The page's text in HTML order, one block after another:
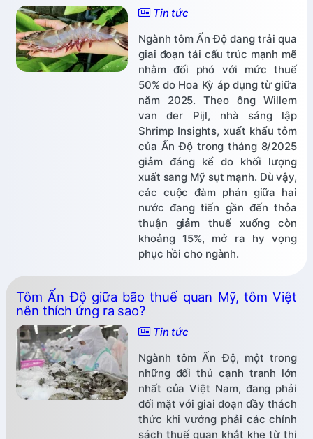
Tin tức
Ngành tôm Ấn Độ đang trải qua
giai đoạn tái cấu trúc mạnh mẽ
nhằm đối phó với mức thuế
50% do Hoa Kỳ áp dụng từ giữa
năm 2025. Theo ông Willem
van der Pijl, nhà sáng lập
Shrimp Insights, xuất khẩu tôm
của Ấn Độ trong tháng 8/2025
giảm đáng kể do khối lượng
xuất sang Mỹ sụt mạnh. Dù vậy,
các cuộc đàm phán giữa hai
nước đang tiến gần đến thỏa
thuận giảm thuế xuống còn
khoảng 15%, mở ra hy vọng
phục hồi cho ngành.
Tôm Ấn Độ giữa bão thuế quan Mỹ, tôm Việt
nên thích ứng ra sao?
Tin tức
Ngành tôm Ấn Độ, một trong
những đối thủ cạnh tranh lớn
nhất của Việt Nam, đang phải
đối mặt với giai đoạn đầy thách
thức khi vướng phải các chính
sách thuế quan khắt khe từ thị